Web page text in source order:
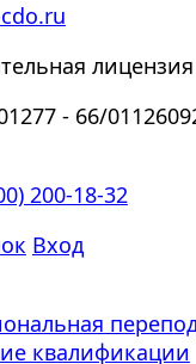
лицензия
- 66/
200-18-32
Вход
квалификации